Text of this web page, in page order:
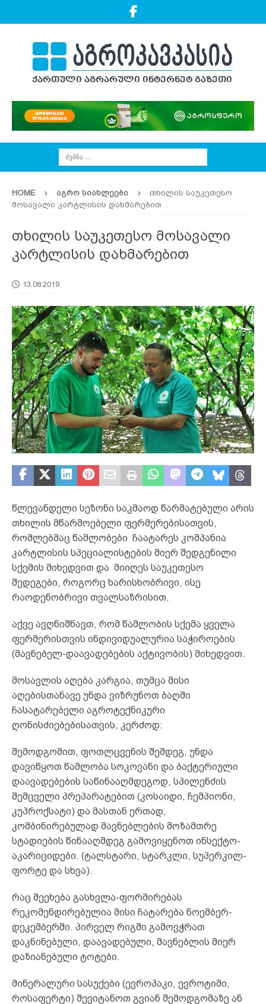
HOME ᲐᲒᲠᲝ ᲡᲘᲐᲮᲚᲔᲔᲑᲘ
თხილის საუკეთესო
მოსავალი კარტლისის დახმარებით
თხილის საუკეთესო მოსავალი
კარტლისის დახმარებით
13.08.2019
წლევანდელი სეზონი საკმაოდ წარმატებული არის
თხილის მწარმოებელი ფერმერებისათვის,
რომლებმაც წამლობები ჩაატარეს კომპანია
კარტლისის სპეციალისტების მიერ შედგენილი
სქემის მიხედვით და მიიღეს საუკეთესო
შედეგები, როგორც ხარისხობრივი, ისე
რაოდენობრივი თვალსაზრისით.
აქვე ავღნიშნავთ, რომ წამლობის სქემა ყველა
ფერმერისთვის ინდივიდუალურია საჭიროების
(მავნებელ-დაავადებების აქტივობის) მიხედვით.
მოსავლის აღება კარგია, თუმცა მისი
აღებისთანავე უნდა ვიზრუნოთ ბაღში
ჩასატარებელი აგროტექნიკური
ღონისძიებებისათვის, კერძოდ:
შემოდგომით, ფოთლცვენის შემდეგ, უნდა
დავიწყოთ წამლობა სოკოვანი და ბაქტერიული
დაავადებების საწინააღმდეგოდ, სპილენძის
შემცველი პრეპარატებით (კოსაიდი, ჩემპიონი,
კუპროქსატი) და მასთან ერთად,
კომბინირებულად მავნებლების მოზამთრე
სტადიების წინააღმდეგ გამოვიყენოთ ინსექტო-
აკარიციდები. (ტალსტარი, სტარკლი, სუპერკილ-
ფორტე და სხვა).
რაც შეეხება გასხვლა-ფორმირებას
რეკომენდირებულია მისი ჩატარება ნოემბერ-
დეკემბერში. პირველ რიგში გამოვჭრათ
დაკნინებული, დაავადებული, მავნებლის მიერ
დაზიანებული ტოტები.
მინერალური სასუქები (ევროპაკი, ევროტიმი,
როსაფერტი) შევიტანოთ გვიან შემოდგომაზე ან